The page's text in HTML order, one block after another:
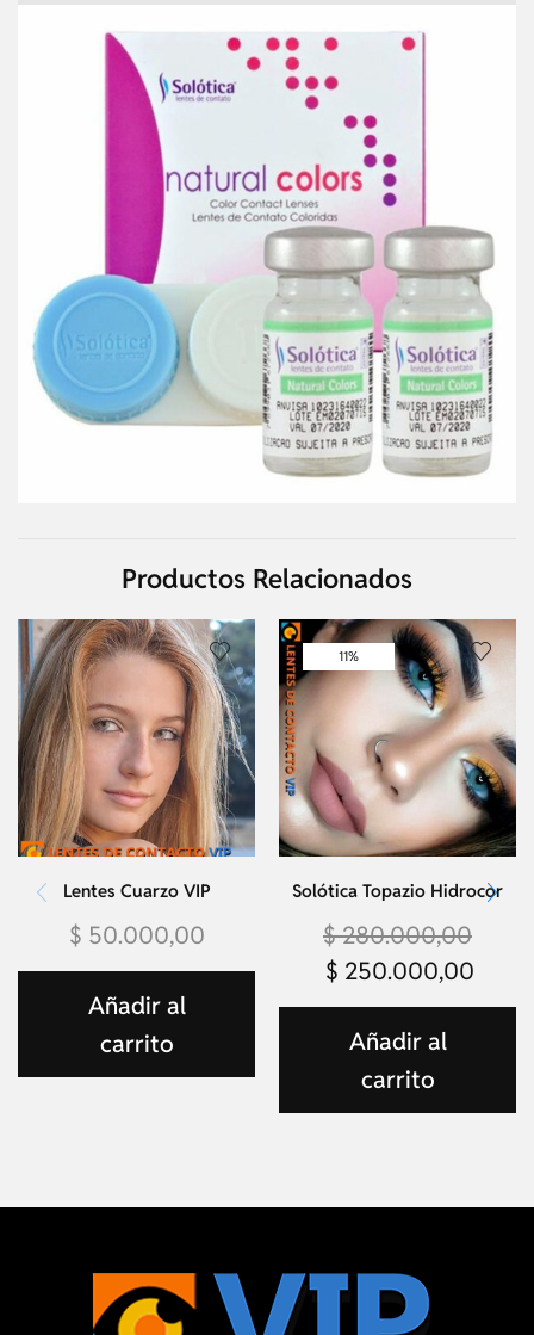
Productos Relacionados
Lentes Cuarzo VIP
$ 50.000,00
Añadir al
carrito
11%
Solótica Topazio Hidrocor
$280.000,00
$ 250.000,00
Añadir al
carrito